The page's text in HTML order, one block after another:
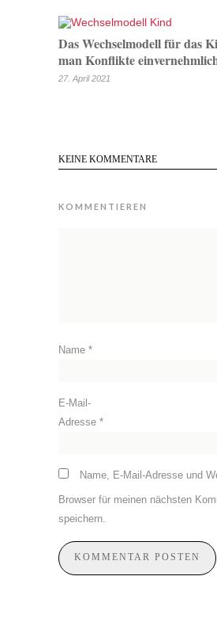
Das Wechselmodell für das
man Konflikte
27. April 2021
KEINE KOMMENTARE
KOMMENTIEREN
Name *
E-Mail-
Adresse *
Name, E-Mail-Adresse und
Browser für meinen nächsten
speichern.